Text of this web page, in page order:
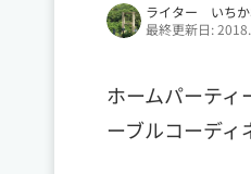
ライター いちか
最終更新日:
ホームパーテ
ーブルコーディ